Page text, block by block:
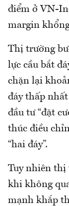
điểm ở VN-
margin
Thị trường
lực cầu bắt
chặn lại
đáy thấp
đầu tư “đặt
thúc điều
“hai đáy”.
Tuy nhiên thị
khi không
mạnh khắp